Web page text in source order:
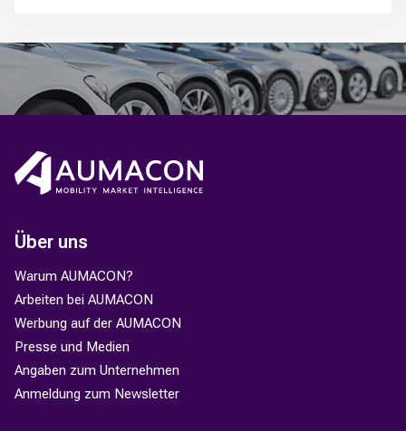
Über uns
Warum AUMACON?
Arbeiten bei AUMACON
Werbung auf der AUMACON
Presse und Medien
Angaben zum Unternehmen
Anmeldung zum Newsletter